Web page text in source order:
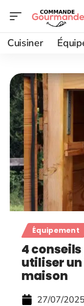
Cuisiner
Équipement
4
utiliser
maison
27/07/2025